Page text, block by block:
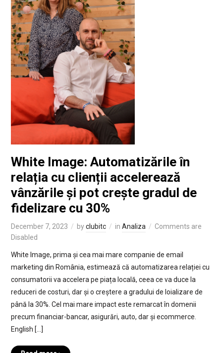
White Image: Automatizările în
relația cu clienții accelerează
vânzările și pot crește gradul de
fidelizare cu 30%
December 7, 2023 byclubitc in Analiza
Comments are
Disabled
White Image, prima și cea mai mare companie de email
marketing din România, estimează că automatizarea relației cu
consumatorii va accelera pe piața locală, ceea ce va duce la
reduceri de costuri, dar și o creștere a gradului de loializare de
până la 30%. Cel mai mare impact este remarcat în domenii
precum financiar-bancar, asigurări, auto, dar și ecommerce.
English […]